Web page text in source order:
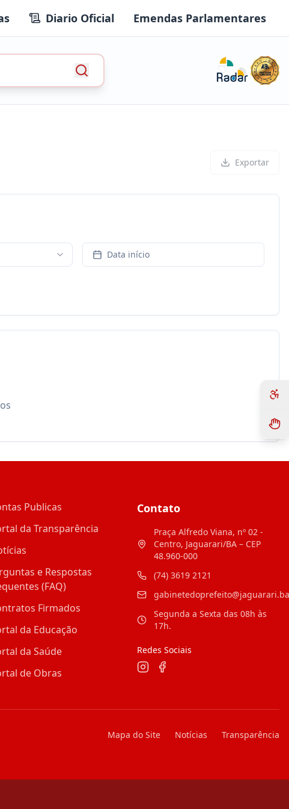
Diario Oficial Emendas Parlamentares
Exportar
Data início
Publicas
da Transparência
e Respostas
(FAQ)
Firmados
da Educação
da Saúde
de Obras
Contato
Praça Alfredo Viana, nº 02 -
Centro, Jaguarari/BA – CEP
48.960-000
(74) 3619 2121
Segunda a Sexta das 08h às
17h.
Redes Sociais
Mapa do Site Notícias Transparência